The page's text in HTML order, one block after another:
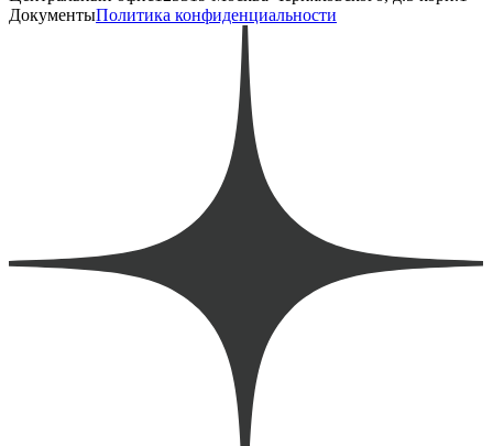
ДокументыПолитика конфиденциальности